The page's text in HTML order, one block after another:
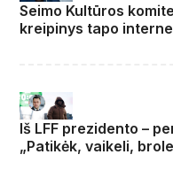
Seimo Kultūros
kreipinys tapo
Iš LFF prezidento –
„Patikėk, vaikeli,